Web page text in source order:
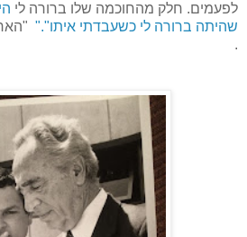
לפעמים. חלק מהחוכמה שלו ברורה לי
שהיתה ברורה לי כשעבדתי איתו"."
.